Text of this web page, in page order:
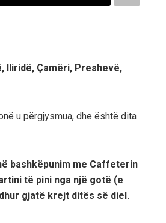
Iliridë, Çamëri, Preshevë,
u përgjysmua, dhe është dita
bashkëpunim me Caffeterin
të pini nga një gotë (e
gjatë krejt ditës së diel.